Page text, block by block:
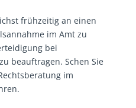
frühzeitig an einen
im Amt zu
bei
beauftragen. Schen Sie
im